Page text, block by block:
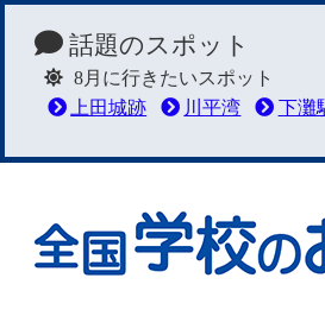
話題のスポット
8月に行きたいスポット
上田城跡
川平湾 下灘